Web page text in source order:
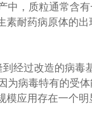
，质粒通常含
耐药病原体的
经过改造的病
病毒特有的受
应用存在一个